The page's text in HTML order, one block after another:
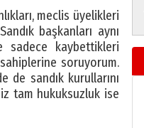
meclis üyelikleri
başkanları aynı
sadece kaybettikleri
soruyorum.
de sandık kurullarını
tam hukuksuzluk ise